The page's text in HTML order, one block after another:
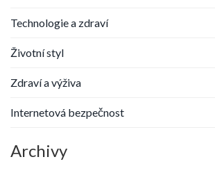
Technologie a zdraví
Životní styl
Zdraví a výživa
Internetová bezpečnost
Archivy